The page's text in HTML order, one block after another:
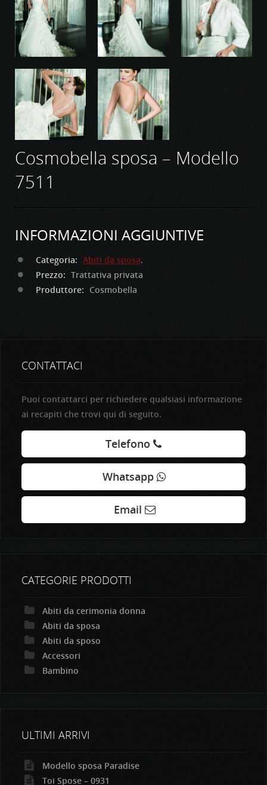
Cosmobella sposa – Modello
7511
INFORMAZIONI AGGIUNTIVE
Categoria: Abiti da sposa.
Prezzo: Trattativa privata
Produttore: Cosmobella
CONTATTACI
Puoi contattarci per richiedere qualsiasi informazione
ai recapiti che trovi qui di seguito.
Telefono
Whatsapp
Email
CATEGORIE PRODOTTI
Abiti da cerimonia donna
Abiti da sposa
Abiti da sposo
Accessori
Bambino
ULTIMI ARRIVI
Modello sposa Paradise
Toi Spose – 0931